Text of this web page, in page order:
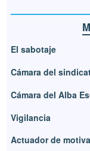
El sabotaje
Cámara del
Cámara del Alba
Vigilancia
Actuador de